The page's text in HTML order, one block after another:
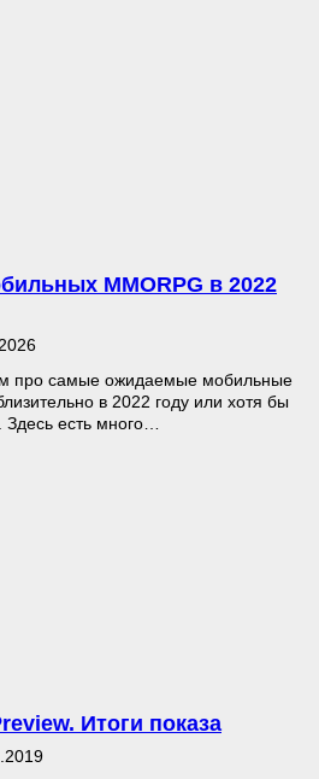
MMORPG в 2022
про самые ожидаемые мобильные
в 2022 году или хотя бы
Здесь есть много…
Итоги показа